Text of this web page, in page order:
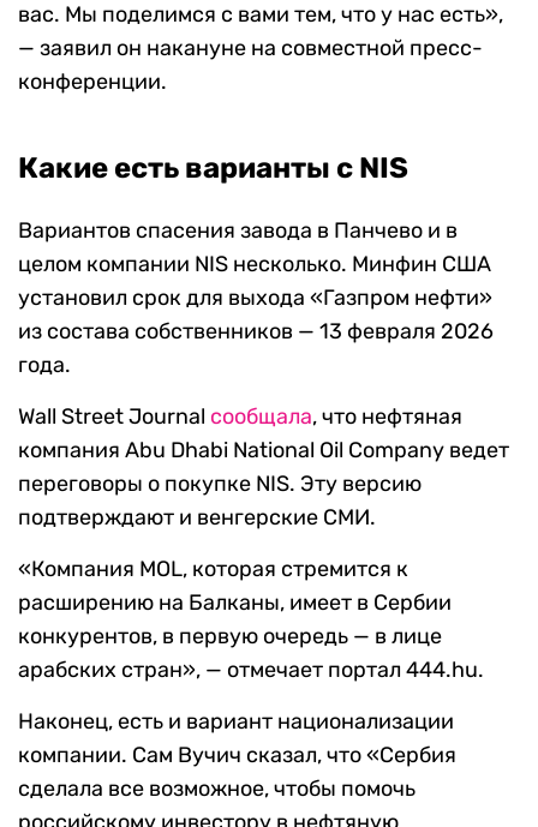
вас. Мы поделимся с вами тем, что у нас есть»,
— заявил он накануне на совместной пресс-
конференции.
Какие есть варианты с NIS
Вариантов спасения завода в Панчево и в
целом компании NIS несколько. Минфин США
установил срок для выхода «Газпром нефти»
из состава собственников — 13 февраля 2026
года.
Wall Street Journal сообщала, что нефтяная
компания Abu Dhabi National Oil Company ведет
переговоры о покупке NIS. Эту версию
подтверждают и венгерские СМИ.
«Компания MOL, которая стремится к
расширению на Балканы, имеет в Сербии
конкурентов, в первую очередь — в лице
арабских стран», — отмечает портал 444.hu.
Наконец, есть и вариант национализации
компании. Сам Вучич сказал, что «Сербия
сделала все возможное, чтобы помочь